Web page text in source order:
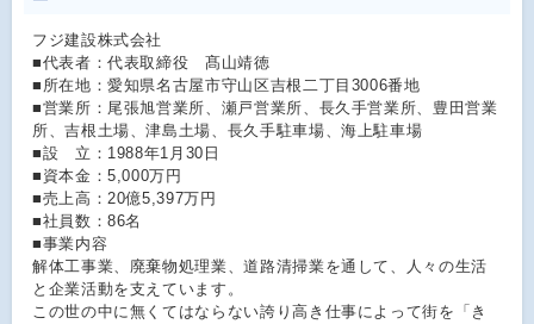
フジ建設株式会社
■代表者：代表取締役 髙山靖徳
■所在地：愛知県名古屋市守山区吉根二丁目3006番地
■営業所：尾張旭営業所、瀬戸営業所、長久手営業所、豊田営業
所、吉根土場、津島土場、長久手駐車場、海上駐車場
■設 立：1988年1月30日
■資本金：5,000万円
■売上高：20億5,397万円
■社員数：86名
■事業内容
解体工事業、廃棄物処理業、道路清掃業を通して、人々の生活
と企業活動を支えています。
この世の中に無くてはならない誇り高き仕事によって街を「き